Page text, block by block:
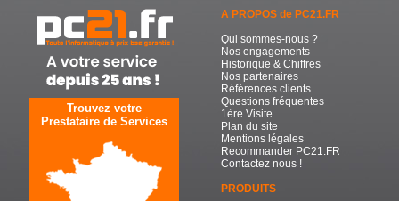
Trouvez votre
Prestataire de Services
A PROPOS de PC21.FR
Qui sommes-nous ?
Nos engagements
Historique & Chiffres
Nos partenaires
Références clients
Questions fréquentes
1ère Visite
Plan du site
Mentions légales
Recommander PC21.FR
Contactez nous !
PRODUITS